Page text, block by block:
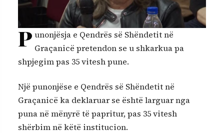
P unonjësja e Qendrës së Shëndetit në
Graçanicë pretendon se u shkarkua pa
shpjegim pas 35 vitesh pune.
Një punonjëse e Qendrës së Shëndetit në
Graçanicë ka deklaruar se është larguar nga
puna në mënyrë të papritur, pas 35 vitesh
shërbim në këtë institucion.